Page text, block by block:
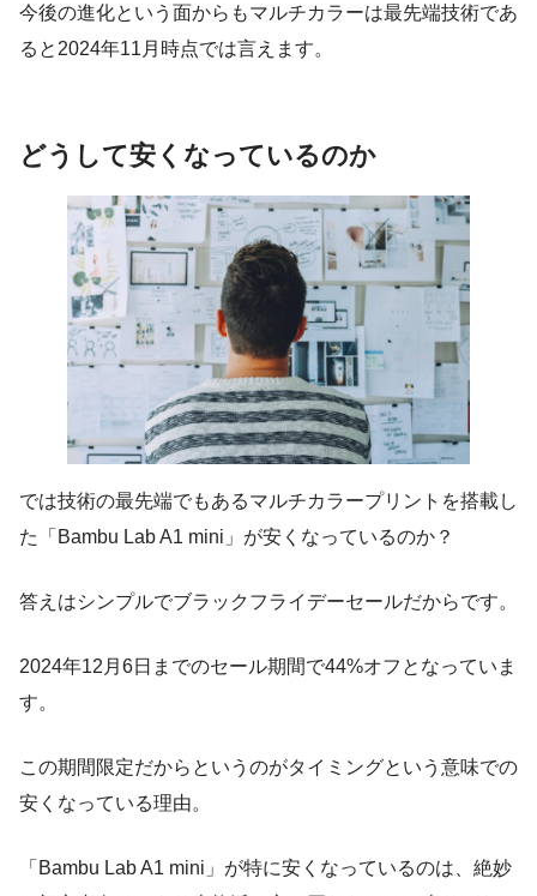
今後の進化という面からもマルチカラーは最先端技術であ
ると2024年11月時点では言えます。
どうして安くなっているのか
では技術の最先端でもあるマルチカラープリントを搭載し
た「Bambu Lab A1 mini」が安くなっているのか？
答えはシンプルでブラックフライデーセールだからです。
2024年12月6日までのセール期間で44%オフとなっていま
す。
この期間限定だからというのがタイミングという意味での
安くなっている理由。
「Bambu Lab A1 mini」が特に安くなっているのは、絶妙